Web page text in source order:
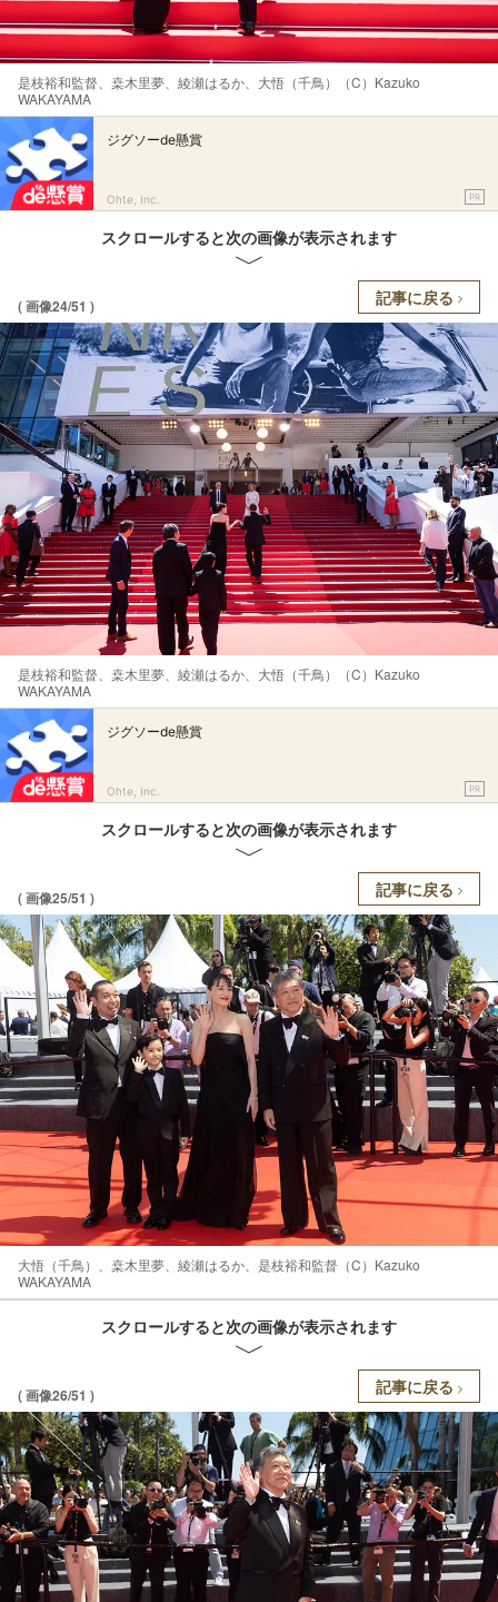
是枝裕和監督、桒木里夢、綾瀬はるか、大悟（千鳥）（C）Kazuko
WAKAYAMA
ジグソーde懸賞
Ohte, Inc. PR
スクロールすると次の画像が表示されます
( 画像24/51 ) 記事に戻る
是枝裕和監督、桒木里夢、綾瀬はるか、大悟（千鳥）（C）Kazuko
WAKAYAMA
ジグソーde懸賞
Ohte, Inc. PR
スクロールすると次の画像が表示されます
( 画像25/51 ) 記事に戻る
大悟（千鳥）、桒木里夢、綾瀬はるか、是枝裕和監督（C）Kazuko
WAKAYAMA
スクロールすると次の画像が表示されます
( 画像26/51 ) 記事に戻る